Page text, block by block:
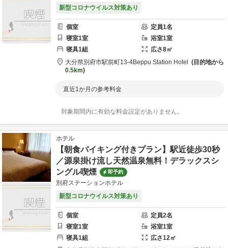
新型コロナウイルス対策あり
個室 定員1名
寝室1室 浴室1室
寝具1組 広さ8㎡
大分県別府市駅前町13-4Beppu Station Hotel
目的地から
0.5km
直近1か月の参考料金
対象期間内に有効な料金設定がありません。
ホテル
【朝食バイキング付きプラン】駅近徒歩30秒
／源泉掛け流し天然温泉無料！デラックスシ
ングル喫煙
即予約
別府ステーションホテル
新型コロナウイルス対策あり
個室 定員2名
寝室1室 浴室1室
寝具1組 広さ12㎡